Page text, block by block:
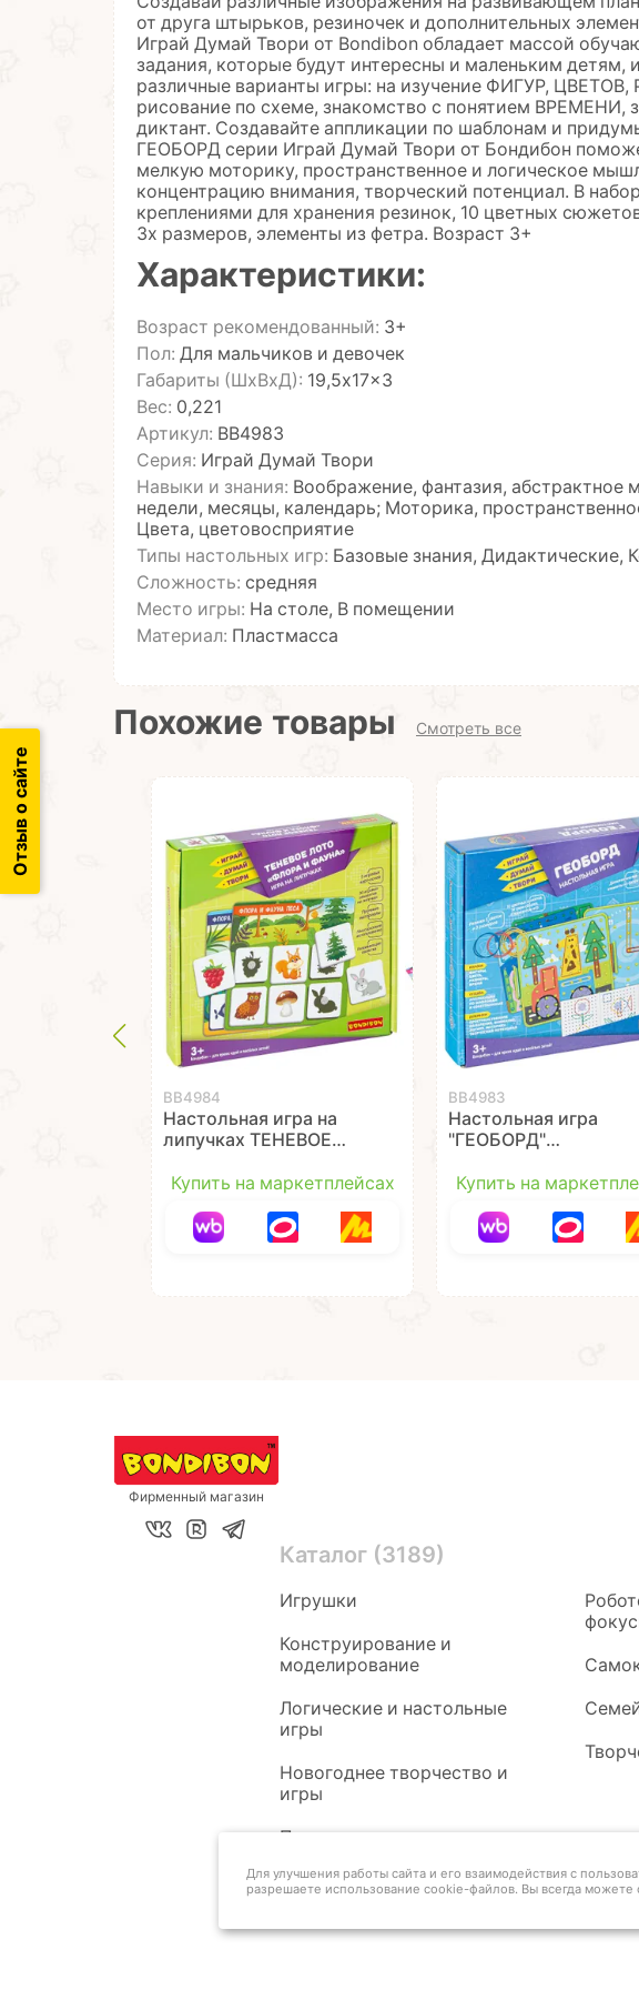
от друга штырьков, резиночек и дополнительных
Играй Думай Твори от Bondibon обладает массой
задания, которые будут интересны и маленьким
различные варианты игры: на изучение ФИГУР,
рисование по схеме, знакомство с понятием
диктант. Создавайте аппликации по шаблонам и
ГЕОБОРД серии Играй Думай Твори от Бондибон
мелкую моторику, пространственное и логическое
концентрацию внимания, творческий потенциал. В
креплениями для хранения резинок, 10 цветных
3х размеров, элементы из фетра. Возраст 3+
Характеристики:
Возраст рекомендованный: 3+
Пол: Для мальчиков и девочек
Габариты (ШхВхД): 19,5x17x3
Вес: 0,221
Артикул: ВВ4983
Серия: Играй Думай Твори
Навыки и знания: Воображение, фантазия,
недели, месяцы, календарь; Моторика,
Цвета, цветовосприятие
Типы настольных игр: Базовые знания,
Сложность: средняя
Место игры: На столе, В помещении
Материал: Пластмасса
Похожие товары Смотреть все
ВВ4984
Настольная игра на
липучках ТЕНЕВОЕ
ФАУНА" Играй Думай
Купить на маркетплейсах
ВВ4983
Настольная игра
"ГЕОБОРД"
Думай Твори
Купить на
Отзыв о сайте
Фирменный магазин
Каталог (3189)
Игрушки
Конструирование и
моделирование
Логические и настольные
игры
Новогоднее творчество и
игры
Педагогам
Для улучшения работы сайта и его взаимодействия с
разрешаете использование cookie-файлов. Вы всегда